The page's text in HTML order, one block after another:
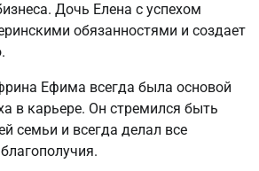
Дочь Елена с успехом
обязанностями и создает
Ефима всегда была основой
в карьере. Он стремился быть
семьи и всегда делал все